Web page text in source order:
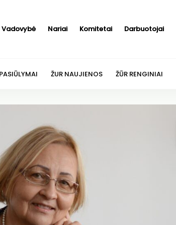
Vadovybė Nariai Komitetai Darbuotojai
ŽUR NAUJIENOS ŽŪR RENGINIAI